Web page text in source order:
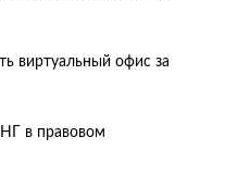
виртуальный офис за
в правовом